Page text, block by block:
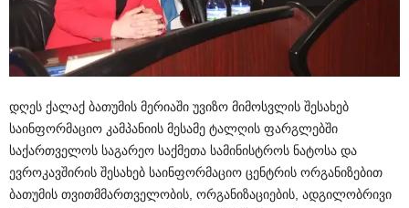
დღეს ქალაქ ბათუმის მერიაში უვიზო მიმოსვლის შესახებ
საინფორმაციო კამპანიის მესამე ტალღის ფარგლებში
საქართველოს საგარეო საქმეთა სამინისტროს ნატოსა და
ევროკავშირის შესახებ საინფორმაციო ცენტრის ორგანიზებით
ბათუმის თვითმმართველობის, ორგანიზაციების, ადგილობრივი